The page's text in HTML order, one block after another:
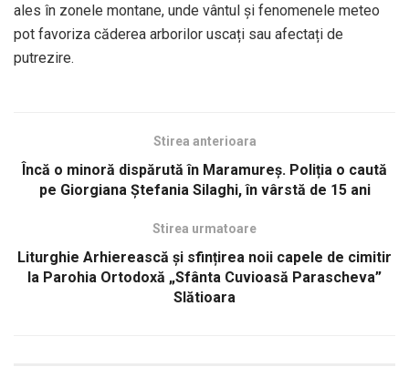
ales în zonele montane, unde vântul și fenomenele meteo
pot favoriza căderea arborilor uscați sau afectați de
putrezire.
Stirea anterioara
Încă o minoră dispărută în Maramureș. Poliția o caută
pe Giorgiana Ștefania Silaghi, în vârstă de 15 ani
Stirea urmatoare
Liturghie Arhierească și sfințirea noii capele de cimitir
la Parohia Ortodoxă „Sfânta Cuvioasă Parascheva”
Slătioara